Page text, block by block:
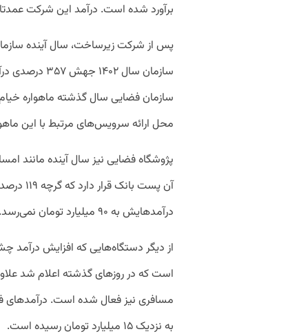
برآورد شده است. درآمد این شرکت
پس از شرکت زیرساخت، سال آینده
سازمان سال
سازمان فضایی سال گذشته ماهواره خیام
محل ارائه سرویس‌های مرتبط با این
آن پست
درآمدهایش به ۹۰ میلیارد تومان نمی‌رسد.
از دیگر دستگاه‌هایی که افزایش درآمد
است که در روزهای گذشته اعلام شد
به نزدیک ۱۵ میلیارد تومان رسیده است.